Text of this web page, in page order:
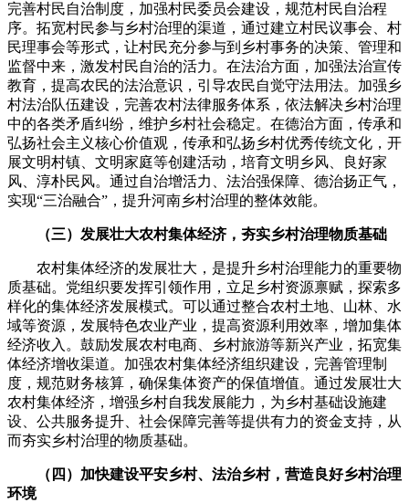
完善村民自治制度，加强村民委员会建设，规范村民自治程
序。拓宽村民参与乡村治理的渠道，通过建立村民议事会、村
民理事会等形式，让村民充分参与到乡村事务的决策、管理和
监督中来，激发村民自治的活力。在法治方面，加强法治宣传
教育，提高农民的法治意识，引导农民自觉守法用法。加强乡
村法治队伍建设，完善农村法律服务体系，依法解决乡村治理
中的各类矛盾纠纷，维护乡村社会稳定。在德治方面，传承和
弘扬社会主义核心价值观，传承和弘扬乡村优秀传统文化，开
展文明村镇、文明家庭等创建活动，培育文明乡风、良好家
风、淳朴民风。通过自治增活力、法治强保障、德治扬正气，
实现“三治融合”，提升河南乡村治理的整体效能。
（三）发展壮大农村集体经济，夯实乡村治理物质基础
农村集体经济的发展壮大，是提升乡村治理能力的重要物
质基础。党组织要发挥引领作用，立足乡村资源禀赋，探索多
样化的集体经济发展模式。可以通过整合农村土地、山林、水
域等资源，发展特色农业产业，提高资源利用效率，增加集体
经济收入。鼓励发展农村电商、乡村旅游等新兴产业，拓宽集
体经济增收渠道。加强农村集体经济组织建设，完善管理制
度，规范财务核算，确保集体资产的保值增值。通过发展壮大
农村集体经济，增强乡村自我发展能力，为乡村基础设施建
设、公共服务提升、社会保障完善等提供有力的资金支持，从
而夯实乡村治理的物质基础。
（四）加快建设平安乡村、法治乡村，营造良好乡村治理
环境